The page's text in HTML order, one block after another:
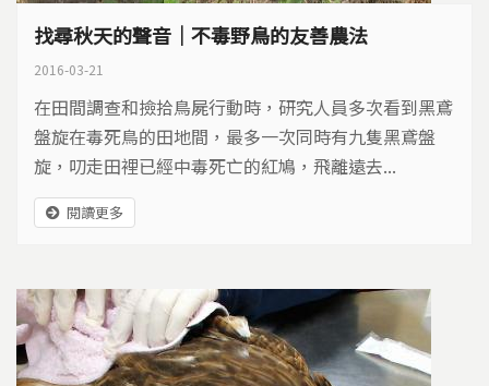
找尋秋天的聲音｜不毒野鳥的友善農法
2016-03-21
在田間調查和撿拾鳥屍行動時，研究人員多次看到黑鳶
盤旋在毒死鳥的田地間，最多一次同時有九隻黑鳶盤
旋，叨走田裡已經中毒死亡的紅鳩，飛離遠去...
閱讀更多